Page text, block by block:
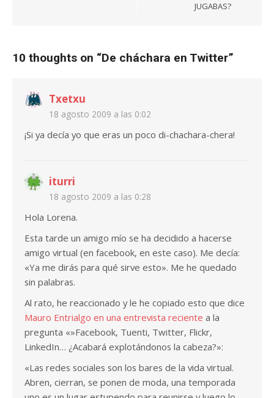
JUGABAS?
10 thoughts on “De cháchara en Twitter”
Txetxu
18 agosto 2009 a las 0:02
¡Si ya decía yo que eras un poco di-chachara-chera!
iturri
18 agosto 2009 a las 0:28
Hola Lorena.
Esta tarde un amigo mío se ha decidido a hacerse
amigo virtual (en facebook, en este caso). Me decía:
«Ya me dirás para qué sirve esto». Me he quedado
sin palabras.
Al rato, he reaccionado y le he copiado esto que dice
Mauro Entrialgo en una entrevista reciente a la
pregunta «»Facebook, Tuenti, Twitter, Flickr,
LinkedIn… ¿Acabará explotándonos la cabeza?»:
«Las redes sociales son los bares de la vida virtual.
Abren, cierran, se ponen de moda, una temporada